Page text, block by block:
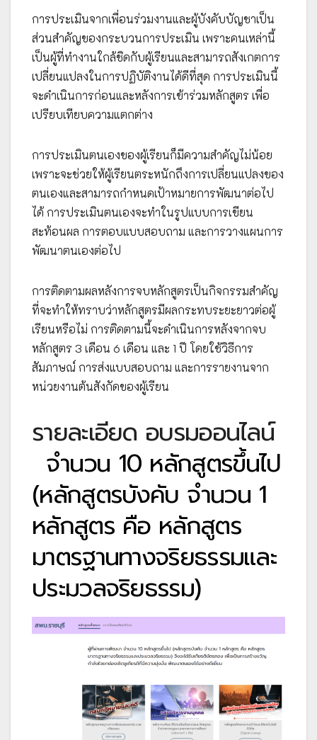
การประเมินจากเพื่อนร่วมงานและผู้บังคับบัญชาเป็น
ส่วนสำคัญของกระบวนการประเมิน เพราะคนเหล่านี้
เป็นผู้ที่ทำงานใกล้ชิดกับผู้เรียนและสามารถสังเกตการ
เปลี่ยนแปลงในการปฏิบัติงานได้ดีที่สุด การประเมินนี้
จะดำเนินการก่อนและหลังการเข้าร่วมหลักสูตร เพื่อ
เปรียบเทียบความแตกต่าง
การประเมินตนเองของผู้เรียนก็มีความสำคัญไม่น้อย
เพราะจะช่วยให้ผู้เรียนตระหนักถึงการเปลี่ยนแปลงของ
ตนเองและสามารถกำหนดเป้าหมายการพัฒนาต่อไป
ได้ การประเมินตนเองจะทำในรูปแบบการเขียน
สะท้อนผล การตอบแบบสอบถาม และการวางแผนการ
พัฒนาตนเองต่อไป
การติดตามผลหลังการจบหลักสูตรเป็นกิจกรรมสำคัญ
ที่จะทำให้ทราบว่าหลักสูตรมีผลกระทบระยะยาวต่อผู้
เรียนหรือไม่ การติดตามนี้จะดำเนินการหลังจากจบ
หลักสูตร 3 เดือน 6 เดือน และ 1 ปี โดยใช้วิธีการ
สัมภาษณ์ การส่งแบบสอบถาม และการรายงานจาก
หน่วยงานต้นสังกัดของผู้เรียน
รายละเอียด อบรมออนไลน์
จำนวน 10 หลักสูตรขึ้นไป
(หลักสูตรบังคับ จำนวน 1
หลักสูตร คือ หลักสูตร
มาตรฐานทางจริยธรรมและ
ประมวลจริยธรรม)